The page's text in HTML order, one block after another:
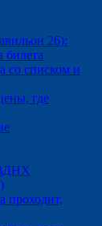
26):
билета
со списком и
где
проходит,